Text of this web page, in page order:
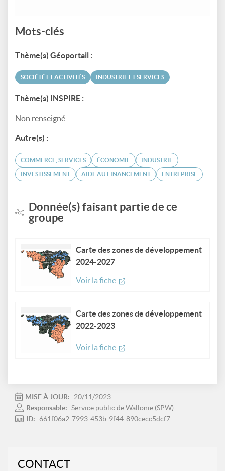
Mots-clés
Thème(s) Géoportail :
SOCIÉTÉ ET ACTIVITÉS INDUSTRIE ET SERVICES
Thème(s) INSPIRE :
Non renseigné
Autre(s) :
COMMERCE, SERVICES ÉCONOMIE INDUSTRIE
INVESTISSEMENT AIDE AU FINANCEMENT ENTREPRISE
Donnée(s) faisant partie de ce
groupe
Carte des zones de développement
2024-2027
Voir la fiche
Carte des zones de développement
2022-2023
Voir la fiche
MISE À JOUR:
20/11/2023
Responsable: Service public de Wallonie (SPW)
ID:
661f06a2-7993-453b-9f44-890cecc5dcf7
CONTACT